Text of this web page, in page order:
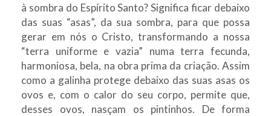
à sombra do Espírito Santo? Significa ficar debaixo
das suas “asas”, da sua sombra, para que possa
gerar em nós o Cristo, transformando a nossa
“terra uniforme e vazia” numa terra fecunda,
harmoniosa, bela, na obra prima da criação. Assim
como a galinha protege debaixo das suas asas os
ovos e, com o calor do seu corpo, permite que,
desses ovos, nasçam os pintinhos. De forma